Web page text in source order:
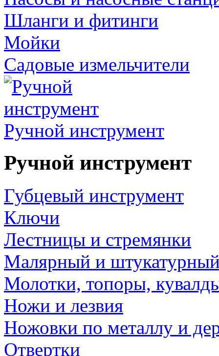
Шланги и фитинги
Мойки
Садовые измельчители
Ручной инструмент
Ручной инструмент
Губцевый инструмент
Ключи
Лестницы и стремянки
Малярный и
Молотки, топоры,
Ножи и лезвия
Ножовки по металлу и
Отвертки